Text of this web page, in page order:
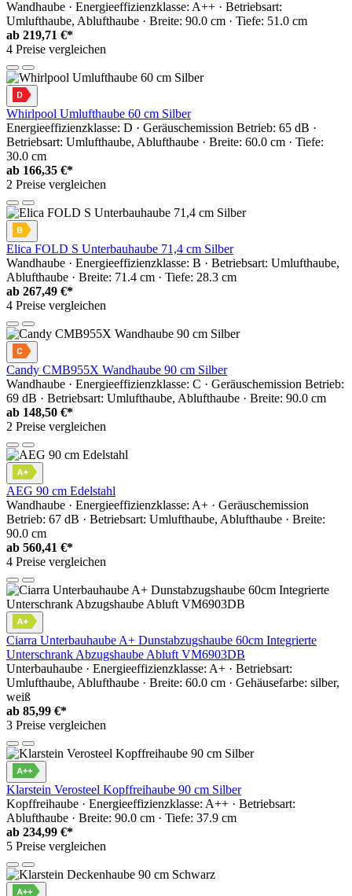
Wandhaube · Energieeffizienzklasse: A++ · Betriebsart:
Umlufthaube, Ablufthaube · Breite: 90.0 cm · Tiefe: 51.0 cm
ab 219,71 €*
4 Preise vergleichen
Whirlpool Umlufthaube 60 cm Silber
Energieeffizienzklasse: D · Geräuschemission Betrieb: 65 dB ·
Betriebsart: Umlufthaube, Ablufthaube · Breite: 60.0 cm · Tiefe:
30.0 cm
ab 166,35 €*
2 Preise vergleichen
Elica FOLD S Unterbauhaube 71,4 cm Silber
Wandhaube · Energieeffizienzklasse: B · Betriebsart: Umlufthaube,
Ablufthaube · Breite: 71.4 cm · Tiefe: 28.3 cm
ab 267,49 €*
4 Preise vergleichen
Candy CMB955X Wandhaube 90 cm Silber
Wandhaube · Energieeffizienzklasse: C · Geräuschemission Betrieb:
69 dB · Betriebsart: Umlufthaube, Ablufthaube · Breite: 90.0 cm
ab 148,50 €*
2 Preise vergleichen
AEG 90 cm Edelstahl
Wandhaube · Energieeffizienzklasse: A+ · Geräuschemission
Betrieb: 67 dB · Betriebsart: Umlufthaube, Ablufthaube · Breite:
90.0 cm
ab 560,41 €*
4 Preise vergleichen
Ciarra Unterbauhaube A+ Dunstabzugshaube 60cm Integrierte
Unterschrank Abzugshaube Abluft VM6903DB
Unterbauhaube · Energieeffizienzklasse: A+ · Betriebsart:
Umlufthaube, Ablufthaube · Breite: 60.0 cm · Gehäusefarbe: silber,
weiß
ab 85,99 €*
3 Preise vergleichen
Klarstein Verosteel Kopffreihaube 90 cm Silber
Kopffreihaube · Energieeffizienzklasse: A++ · Betriebsart:
Ablufthaube · Breite: 90.0 cm · Tiefe: 37.9 cm
ab 234,99 €*
5 Preise vergleichen